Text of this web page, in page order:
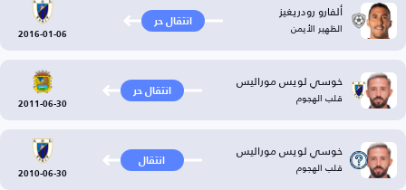
ألفارو رودريغيز
الظهير الأيمن انتقال حر
2016-01-06
خوسي لويس موراليس
قلب الهجوم انتقال حر
2011-06-30
خوسي لويس موراليس
قلب الهجوم انتقال
2010-06-30